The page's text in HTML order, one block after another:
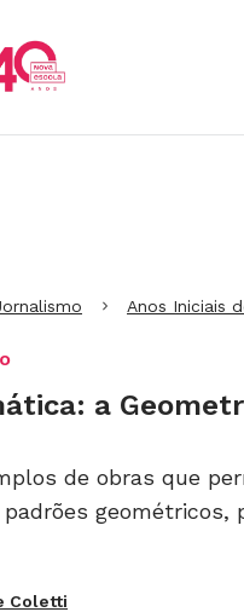
Anos Iniciais
a
de obras que
geométricos,
Coletti